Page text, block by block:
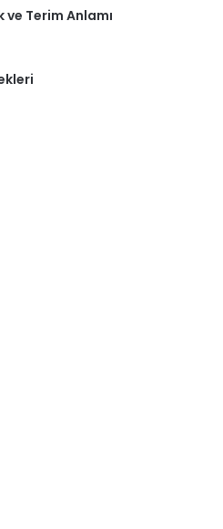
ve Terim Anlamı